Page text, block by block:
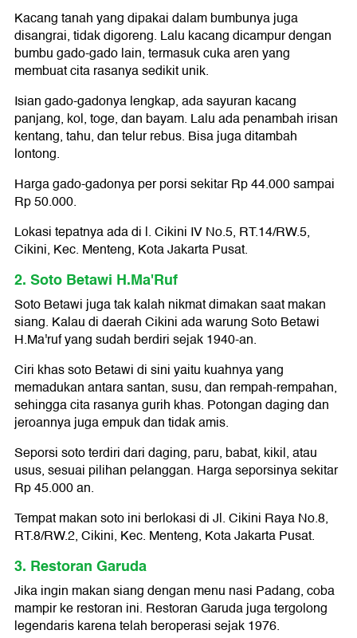
Kacang tanah yang dipakai dalam bumbunya juga
disangrai, tidak digoreng. Lalu kacang dicampur dengan
bumbu gado-gado lain, termasuk cuka aren yang
membuat cita rasanya sedikit unik.
Isian gado-gadonya lengkap, ada sayuran kacang
panjang, kol, toge, dan bayam. Lalu ada penambah irisan
kentang, tahu, dan telur rebus. Bisa juga ditambah
lontong.
Harga gado-gadonya per porsi sekitar Rp 44.000 sampai
Rp 50.000.
Lokasi tepatnya ada di l. Cikini IV No.5, RT.14/RW.5,
Cikini, Kec. Menteng, Kota Jakarta Pusat.
2. Soto Betawi H.Ma'Ruf
Soto Betawi juga tak kalah nikmat dimakan saat makan
siang. Kalau di daerah Cikini ada warung Soto Betawi
H.Ma'ruf yang sudah berdiri sejak 1940-an.
Ciri khas soto Betawi di sini yaitu kuahnya yang
memadukan antara santan, susu, dan rempah-rempahan,
sehingga cita rasanya gurih khas. Potongan daging dan
jeroannya juga empuk dan tidak amis.
Seporsi soto terdiri dari daging, paru, babat, kikil, atau
usus, sesuai pilihan pelanggan. Harga seporsinya sekitar
Rp 45.000 an.
Tempat makan soto ini berlokasi di Jl. Cikini Raya No.8,
RT.8/RW.2, Cikini, Kec. Menteng, Kota Jakarta Pusat.
3. Restoran Garuda
Jika ingin makan siang dengan menu nasi Padang, coba
mampir ke restoran ini. Restoran Garuda juga tergolong
legendaris karena telah beroperasi sejak 1976.